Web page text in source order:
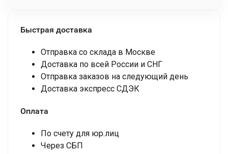
Быстрая доставка
Отправка со склада в Москве
Доставка по всей России и СНГ
Отправка заказов на следующий день
Доставка экспресс СДЭК
Оплата
По счету для юр.лиц
Через СБП